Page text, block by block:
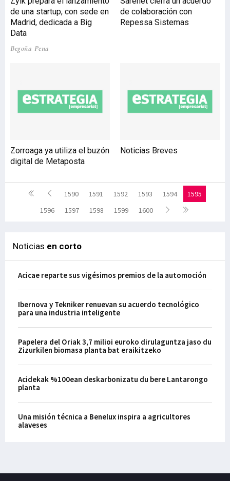
de una startup, con sede en
Madrid, dedicada a Big
Data
Begoña Pena
de colaboración con
Repessa Sistemas
Zorroaga ya utiliza el buzón
digital de Metaposta
Noticias Breves
1590 1591 1592 1593 1594
1595
1596
1597 1598 1599 1600
Noticias en corto
Acicae reparte sus vigésimos premios de la automoción
Ibernova y Tekniker renuevan su acuerdo tecnológico
para una industria inteligente
Papelera del Oriak 3,7 milioi euroko dirulaguntza jaso du
Zizurkilen biomasa planta bat eraikitzeko
Acidekak %100ean deskarbonizatu du bere Lantarongo
planta
Una misión técnica a Benelux inspira a agricultores
alaveses